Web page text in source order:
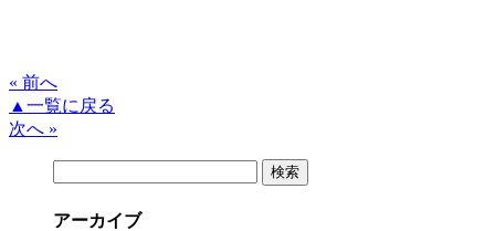
« 前へ
▲一覧に戻る
次へ »
アーカイブ